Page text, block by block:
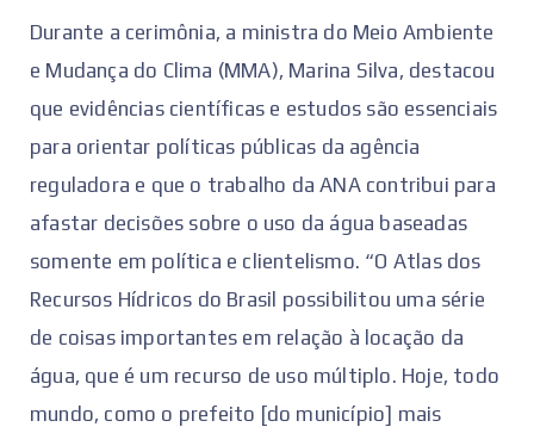
Durante a cerimônia, a ministra do Meio Ambiente
e Mudança do Clima (MMA), Marina Silva, destacou
que evidências científicas e estudos são essenciais
para orientar políticas públicas da agência
reguladora e que o trabalho da ANA contribui para
afastar decisões sobre o uso da água baseadas
somente em política e clientelismo. “O Atlas dos
Recursos Hídricos do Brasil possibilitou uma série
de coisas importantes em relação à locação da
água, que é um recurso de uso múltiplo. Hoje, todo
mundo, como o prefeito [do município] mais